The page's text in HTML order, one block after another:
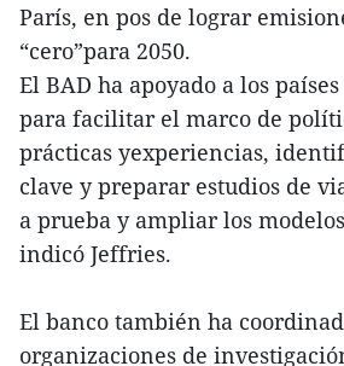
París, en pos de lograr
“cero”para 2050.
El BAD ha apoyado a los
para facilitar el marco de
prácticas yexperiencias,
clave y preparar estudios de
a prueba y ampliar los
indicó Jeffries.
El banco también ha
organizaciones de